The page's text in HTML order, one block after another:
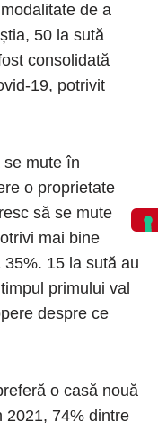
de a
50 la sută
consolidată
19, potrivit
mute în
o proprietate
să se mute
mai bine
15 la sută au
primului val
despre ce
o casă nouă
2021, 74% dintre